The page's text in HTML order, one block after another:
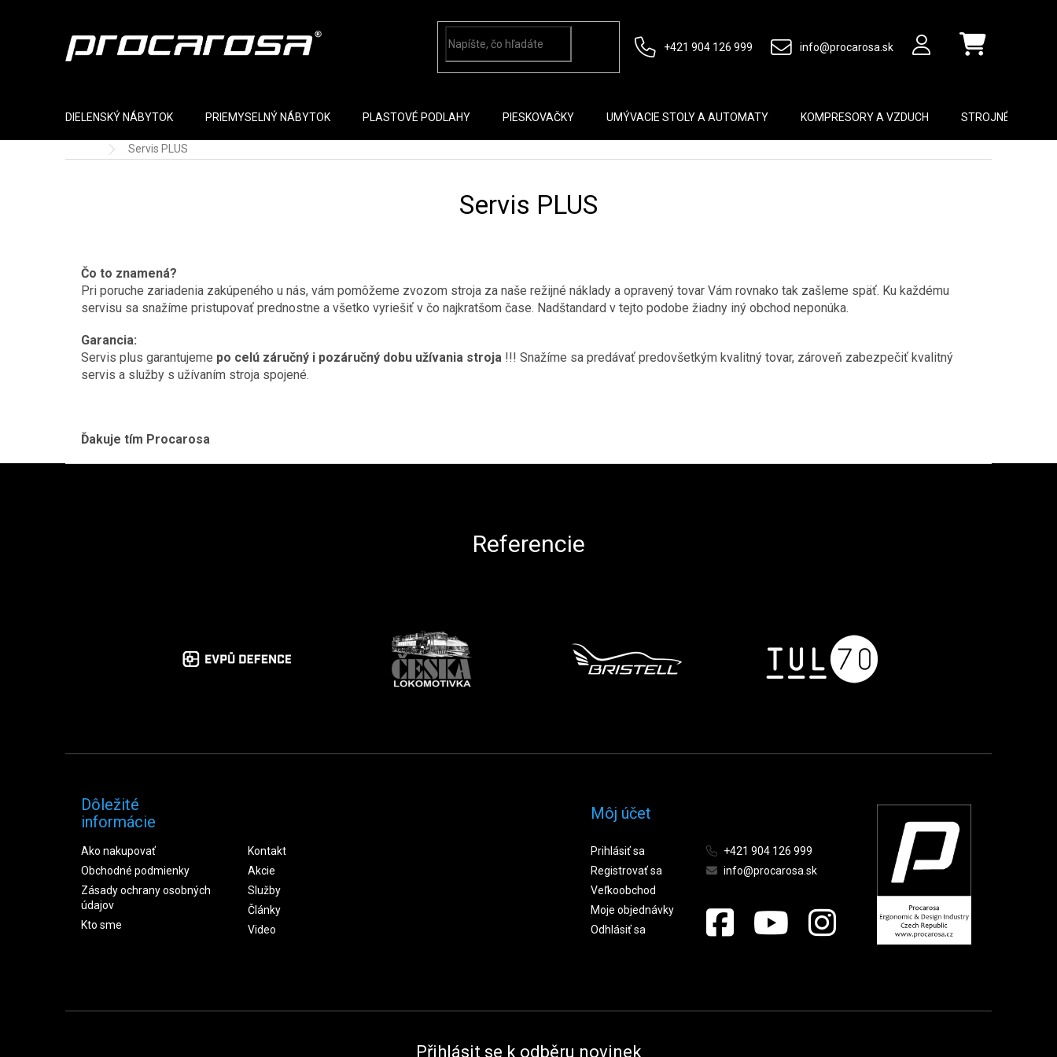
+421 904 126 999 info@procarosa.sk Nákupný košík
DIELENSKÝ NÁBYTOK PRIEMYSELNÝ NÁBYTOK PLASTOVÉ PODLAHY PIESKOVAČKY UMÝVACIE STOLY A AUTOMATY KOMPRESORY A VZDUCH STROJNÉ
Domov
Servis PLUS
Servis PLUS
Čo to znamená?
Pri poruche zariadenia zakúpeného u nás, vám pomôžeme zvozom stroja za naše režijné náklady a opravený tovar Vám rovnako tak zašleme späť. Ku každému
servisu sa snažíme pristupovať prednostne a všetko vyriešiť v čo najkratšom čase. Nadštandard v tejto podobe žiadny iný obchod neponúka.
Garancia:
Servis plus garantujeme po celú záručný i pozáručný dobu užívania stroja !!! Snažíme sa predávať predovšetkým kvalitný tovar, zároveň zabezpečiť kvalitný
servis a služby s užívaním stroja spojené.
Ďakuje tím Procarosa
Referencie
Dôležité
informácie
Ako nakupovať
Obchodné podmienky
Zásady ochrany osobných
údajov
Kto sme
Kontakt
Akcie
Služby
Články
Video
Môj účet
Prihlásiť sa
Registrovať sa
Veľkoobchod
Moje objednávky
Odhlásiť sa
+421 904 126 999
info@procarosa.sk
Přihlásit se k odběru novinek